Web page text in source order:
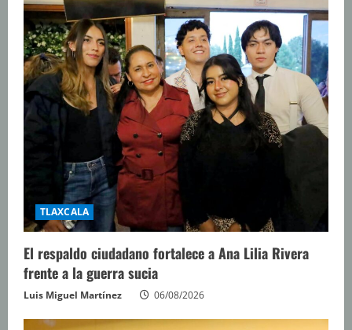
TLAXCALA
El respaldo ciudadano fortalece a Ana Lilia Rivera
frente a la guerra sucia
Luis Miguel Martínez 06/08/2026